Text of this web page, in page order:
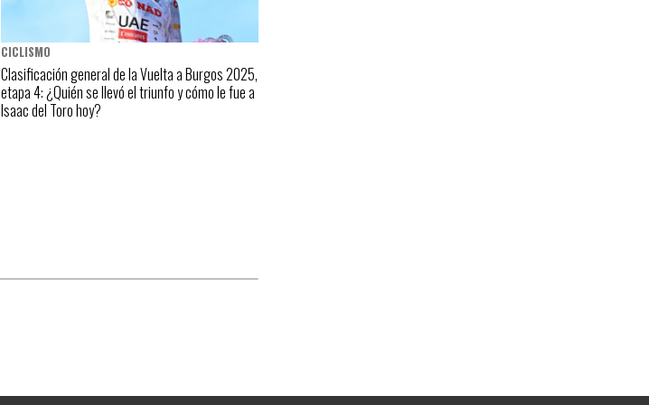
CICLISMO
Clasificación general de la Vuelta a Burgos 2025,
etapa 4: ¿Quién se llevó el triunfo y cómo le fue a
Isaac del Toro hoy?